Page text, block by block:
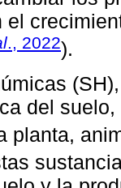
el
., 2022).
del
planta,